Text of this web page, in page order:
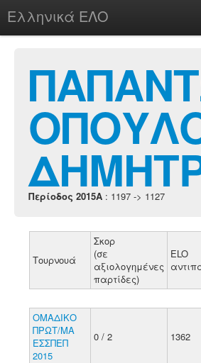
Ελληνικά ΕΛΟ
chesstu.be @ discord
Login
Περίοδος 2015A : 1197 -> 1127
Τουρνουά
Σκορ
(σε
αξιολογημένες
παρτίδες)
ELO
ΟΜΑΔΙΚΟ
ΠΡΩΤ/ΜΑ
ΕΣΣΠΕΠ
2015
0 / 2 1362